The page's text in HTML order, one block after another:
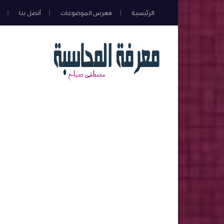
الرئيسية فهرس الموضوعات أتصل بنا